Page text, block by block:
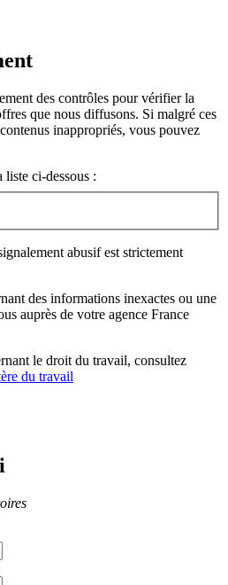
des contrôles pour vérifier la
que nous diffusons. Si malgré ces
inappropriés, vous pouvez
ci-dessous :
abusif est strictement
des informations inexactes ou une
auprès de votre agence France
le droit du travail, consultez
du travail